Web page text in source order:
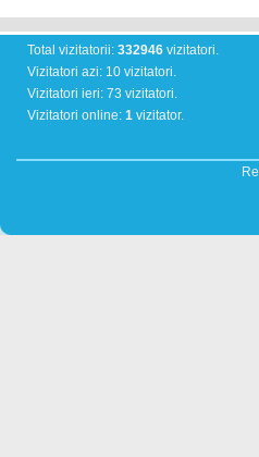
Total vizitatorii: 332946 vizitatori.
Vizitatori azi: 10 vizitatori.
Vizitatori ieri: 73 vizitatori.
Vizitatori online: 1 vizitator.